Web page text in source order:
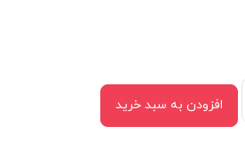
افزودن به سبد خرید